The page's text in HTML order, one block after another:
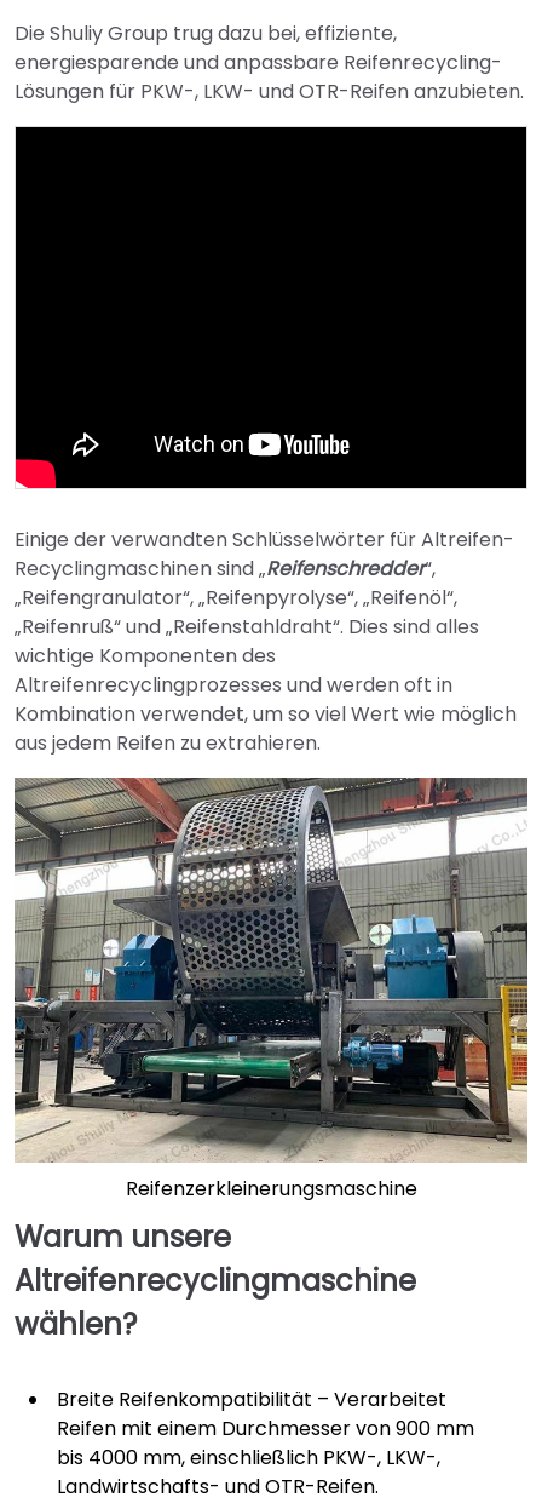
Die Shuliy Group trug dazu bei, effiziente,
energiesparende und anpassbare Reifenrecycling-
Lösungen für PKW-, LKW- und OTR-Reifen anzubieten.
Einige der verwandten Schlüsselwörter für Altreifen-
Recyclingmaschinen sind „Reifenschredder“,
„Reifengranulator“, „Reifenpyrolyse“, „Reifenöl“,
„Reifenruß“ und „Reifenstahldraht“. Dies sind alles
wichtige Komponenten des
Altreifenrecyclingprozesses und werden oft in
Kombination verwendet, um so viel Wert wie möglich
aus jedem Reifen zu extrahieren.
Reifenzerkleinerungsmaschine
Warum unsere
Altreifenrecyclingmaschine
wählen?
Breite Reifenkompatibilität – Verarbeitet
Reifen mit einem Durchmesser von 900 mm
bis 4000 mm, einschließlich PKW-, LKW-,
Landwirtschafts- und OTR-Reifen.